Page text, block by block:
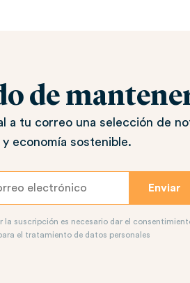
de
a tu correo una selección de
y economía sostenible.
la suscripción es necesario dar el
el tratamiento de datos personales